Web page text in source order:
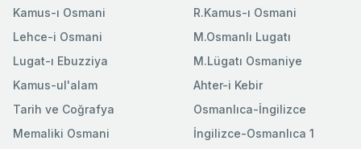
Kamus-ı Osmani
Lehce-i Osmani
Lugat-ı Ebuzziya
R.Kamus-ı Osmani
M.Osmanlı Lugatı
M.Lügatı Osmaniye
Kamus-ul'alam
Tarih ve Coğrafya
Memaliki Osmani
Ahter-i Kebir
Osmanlıca-İngilizce
İngilizce-Osmanlıca 1